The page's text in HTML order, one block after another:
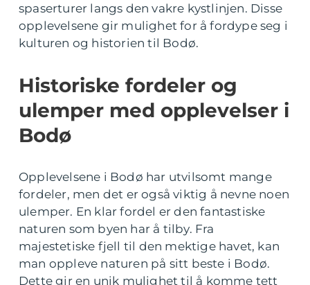
spaserturer langs den vakre kystlinjen. Disse
opplevelsene gir mulighet for å fordype seg i
kulturen og historien til Bodø.
Historiske fordeler og
ulemper med opplevelser i
Bodø
Opplevelsene i Bodø har utvilsomt mange
fordeler, men det er også viktig å nevne noen
ulemper. En klar fordel er den fantastiske
naturen som byen har å tilby. Fra
majestetiske fjell til den mektige havet, kan
man oppleve naturen på sitt beste i Bodø.
Dette gir en unik mulighet til å komme tett